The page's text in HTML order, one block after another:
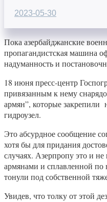
2023-05-30
Пока азербайджанские
пропагандистская машина
надуманность и
18 июня пресс-центр
привязанным к нему
армян”, которые закрепили
гидроузел.
Это абсурдное сообщение
хотя бы для придания
случаях. Азерпропу это и
армянами и сплавленной по
тонули под собственной
Увидев, что толку от этой